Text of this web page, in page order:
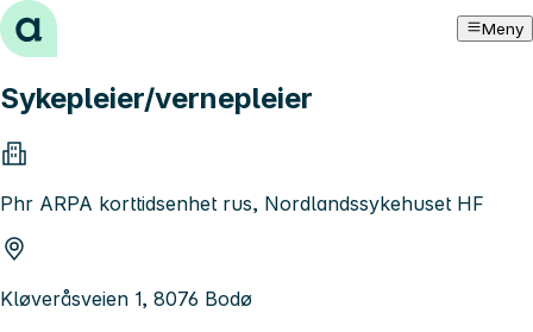
Hopp til innhold Meny
Sykepleier/vernepleier
Phr ARPA korttidsenhet rus, Nordlandssykehuset HF
Kløveråsveien 1, 8076 Bodø